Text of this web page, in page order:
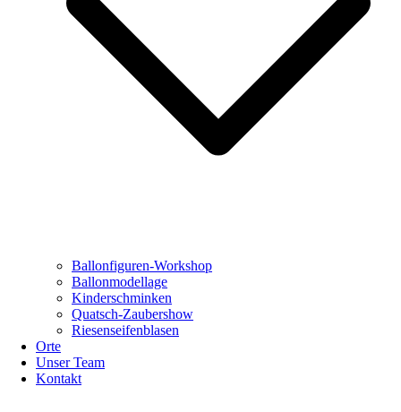
Ballonfiguren-Workshop
Ballonmodellage
Kinderschminken
Quatsch-Zaubershow
Riesenseifenblasen
Orte
Unser Team
Kontakt